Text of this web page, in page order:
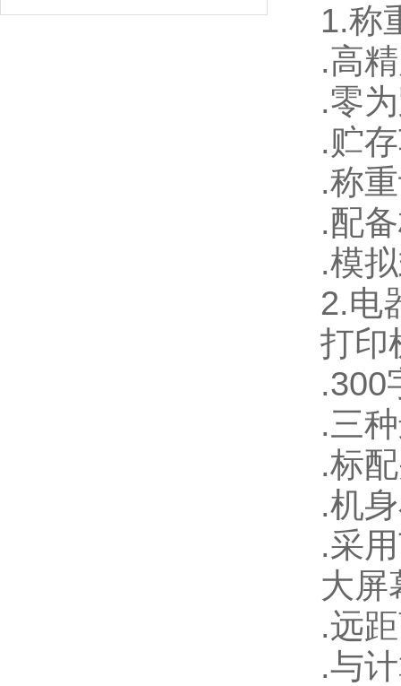
1.称
.高
.零
.贮
.称
.配
.模
2.电
打印
.300
.三
.标
.机
.采
大屏
.远
.与